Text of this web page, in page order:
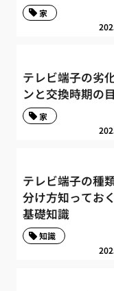
家
テレビ端子の劣
ンと交換時期の
家
テレビ端子の種
分け方知ってお
基礎知識
知識